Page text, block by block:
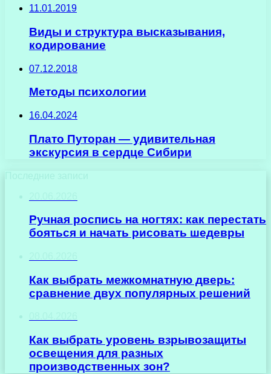
11.01.2019
Виды и структура высказывания,
кодирование
07.12.2018
Методы психологии
16.04.2024
Плато Путоран — удивительная
экскурсия в сердце Сибири
Последние записи
Ручная роспись на ногтях: как перестать
бояться и начать рисовать шедевры
Как выбрать межкомнатную дверь:
сравнение двух популярных решений
Как выбрать уровень взрывозащиты
освещения для разных
производственных зон?